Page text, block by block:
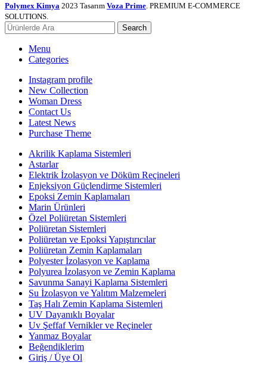
Polymex Kimya 2023 Tasarım Voza Prime . PREMIUM E-COMMERCE
SOLUTIONS.
Search
Menu
Categories
Instagram profile
New Collection
Woman Dress
Contact Us
Latest News
Purchase Theme
Akrilik Kaplama Sistemleri
Astarlar
Elektrik İzolasyon ve Döküm Reçineleri
Enjeksiyon Güçlendirme Sistemleri
Epoksi Zemin Kaplamaları
Marin Ürünleri
Özel Poliüretan Sistemleri
Poliüretan Sistemleri
Poliüretan ve Epoksi Yapıştırıcılar
Poliüretan Zemin Kaplamaları
Polyester İzolasyon ve Kaplama
Polyurea İzolasyon ve Zemin Kaplama
Savunma Sanayi Kaplama Sistemleri
Su İzolasyon ve Yalıtım Malzemeleri
Taş Halı Zemin Kaplama Sistemleri
UV Dayanıklı Boyalar
Uv Şeffaf Vernikler ve Reçineler
Yanmaz Boyalar
Beğendiklerim
Giriş / Üye Ol